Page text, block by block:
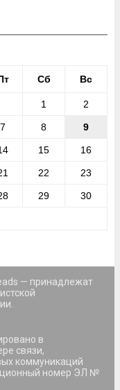
Сб Вс
1 2
7 8 9
15 16
22 23
29 30
— принадлежат
в
связи,
коммуникаций
номер ЭЛ №